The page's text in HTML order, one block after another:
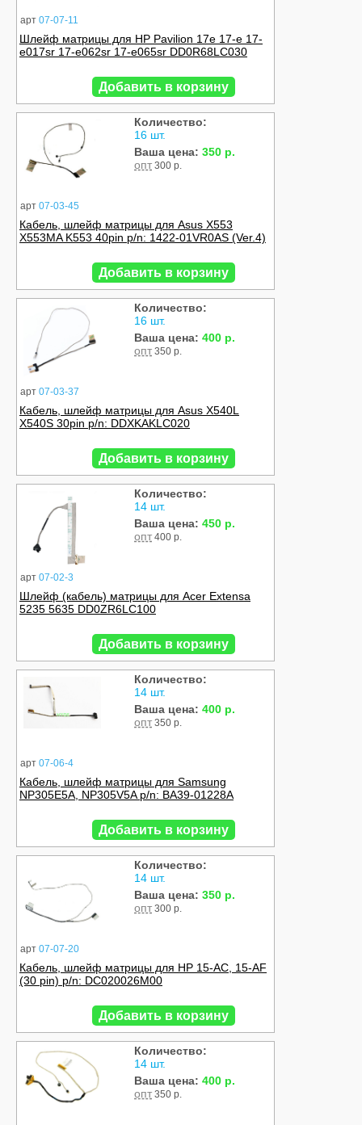
арт 07-07-11
Шлейф матрицы для HP Pavilion 17e 17-e 17-
e017sr 17-e062sr 17-e065sr DD0R68LC030
Добавить в корзину
арт 07-03-45
Количество:
16 шт.
Ваша цена: 350 р.
опт 300 р.
Кабель, шлейф матрицы для Asus X553
X553MA K553 40pin p/n: 1422-01VR0AS (Ver.4)
Добавить в корзину
арт 07-03-37
Количество:
16 шт.
Ваша цена: 400 р.
опт 350 р.
Кабель, шлейф матрицы для Asus X540L
X540S 30pin p/n: DDXKAKLC020
Добавить в корзину
арт 07-02-3
Количество:
14 шт.
Ваша цена: 450 р.
опт 400 р.
Шлейф (кабель) матрицы для Acer Extensa
5235 5635 DD0ZR6LC100
Добавить в корзину
арт 07-06-4
Количество:
14 шт.
Ваша цена: 400 р.
опт 350 р.
Кабель, шлейф матрицы для Samsung
NP305E5A, NP305V5A p/n: BA39-01228A
Добавить в корзину
арт 07-07-20
Количество:
14 шт.
Ваша цена: 350 р.
опт 300 р.
Кабель, шлейф матрицы для HP 15-AC, 15-AF
(30 pin) p/n: DC020026M00
Добавить в корзину
Количество:
14 шт.
Ваша цена: 400 р.
опт 350 р.